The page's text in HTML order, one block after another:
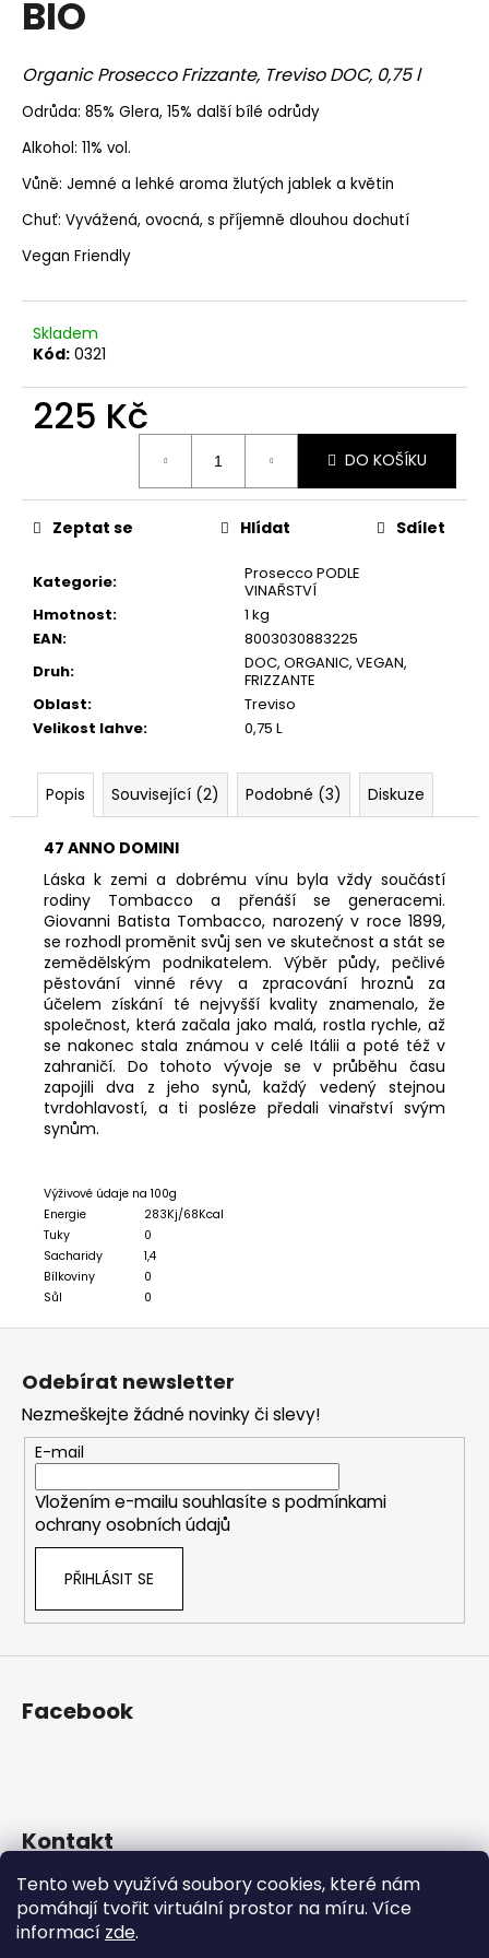
Tento web využívá soubory cookies, které nám
pomáhají tvořit virtuální prostor na míru. Více
informací zde.
BIO
Organic Prosecco Frizzante, Treviso DOC, 0,75 l
Odrůda: 85% Glera, 15% další bílé odrůdy
Alkohol: 11% vol.
Vůně: Jemné a lehké aroma žlutých jablek a květin
Chuť: Vyvážená, ovocná, s příjemně dlouhou dochutí
Vegan Friendly
Skladem
Kód: 0321
225 Kč
DO KOŠÍKU
Kategorie:
Prosecco PODLE
VINAŘSTVÍ
Hmotnost:
1 kg
EAN:
8003030883225
Druh: DOC, ORGANIC, VEGAN,
FRIZZANTE
Oblast:
Treviso
Velikost lahve: 0,75 L
Zeptat se Hlídat Sdílet
Popis Související (2) Podobné (3) Diskuze
47 ANNO DOMINI
Láska k zemi a dobrému vínu byla vždy součástí
rodiny Tombacco a přenáší se generacemi.
Giovanni Batista Tombacco, narozený v roce 1899,
se rozhodl proměnit svůj sen ve skutečnost a stát se
zemědělským podnikatelem. Výběr půdy, pečlivé
pěstování vinné révy a zpracování hroznů za
účelem získání té nejvyšší kvality znamenalo, že
společnost, která začala jako malá, rostla rychle, až
se nakonec stala známou v celé Itálii a poté též v
zahraničí. Do tohoto vývoje se v průběhu času
zapojili dva z jeho synů, každý vedený stejnou
tvrdohlavostí, a ti posléze předali vinařství svým
synům.
Výživové údaje na 100g
Energie
283Kj/68Kcal
Tuky
0
Sacharidy
1,4
Bílkoviny
0
Sůl
0
a
í
t
?
D
p
o
č
u
m
e
INTEGRALE
ZERO,
BRUT
NATURE,
289
Z
Odebírat newsletter
Nezmeškejte žádné novinky či slevy!
E-mail
Vložením e-mailu souhlasíte s podmínkami
ochrany osobních údajů
PŘIHLÁSIT SE
Facebook
Kontakt
eshop@prosekarna.cz
+420 725 934 543
http://www.facebook.com/Prosekarna